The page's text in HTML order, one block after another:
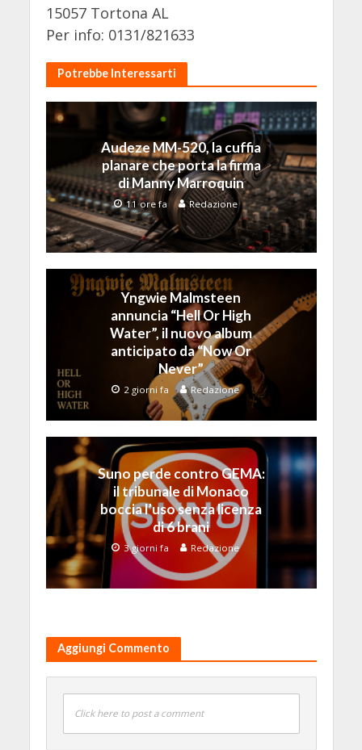
15057 Tortona AL
Per info: 0131/821633
Potrebbe Interessarti
Audeze MM-520, la cuffia
planare che porta la firma
di Manny Marroquin
11 ore fa Redazione
Yngwie Malmsteen
annuncia “Hell Or High
Water”, il nuovo album
anticipato da “Now Or
Never”
2 giorni fa Redazione
Suno perde contro GEMA:
il tribunale di Monaco
boccia l’uso senza licenza
di 6 brani
3 giorni fa Redazione
Aggiungi Commento
Click here to post a comment